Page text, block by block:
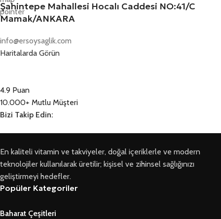
Şahintepe Mahallesi Hocalı Caddesi NO:41/C
Mamak/ANKARA
info@ersoysaglik.com
Haritalarda Görün
4.9 Puan
10.000+ Mutlu Müşteri
Bizi Takip Edin:
En kaliteli vitamin ve takviyeler, doğal içeriklerle ve modern
teknolojiler kullanılarak üretilir; kişisel ve zihinsel sağlığınızı
geliştirmeyi hedefler.
Popüler Kategoriler
Baharat Çeşitleri